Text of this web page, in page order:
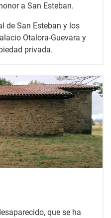
a San Esteban.
de San Esteban y los
Otalora-Guevara y
privada.
que se ha